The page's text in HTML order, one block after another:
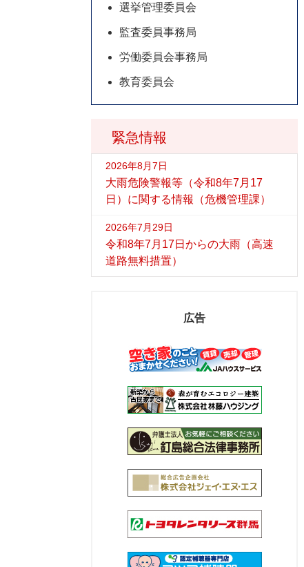
緊急情報
2026年8月7日
大雨危険警報等（令和8年7月17
日）に関する情報（危機管理課）
2026年7月29日
令和8年7月17日からの大雨（高速
道路無料措置）
選挙管理委員会
監査委員事務局
労働委員会事務局
教育委員会
広告